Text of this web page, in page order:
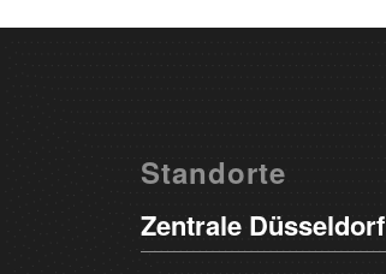
Standorte
Zentrale Düsseldorf